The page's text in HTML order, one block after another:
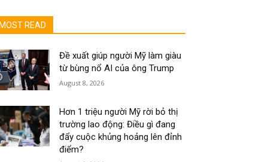
MOST READ
Đề xuất giúp người Mỹ làm giàu
từ bùng nổ AI của ông Trump
August 8, 2026
Hơn 1 triệu người Mỹ rời bỏ thị
trường lao động: Điều gì đang
đẩy cuộc khủng hoảng lên đỉnh
điểm?